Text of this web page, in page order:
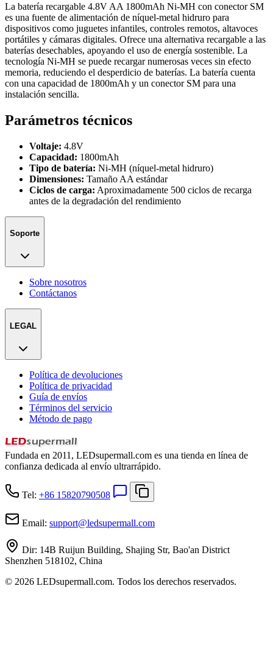
La batería recargable 4.8V AA 1800mAh Ni-MH con conector SM
es una fuente de alimentación de níquel-metal hidruro para
dispositivos como juguetes infantiles, controles remotos, altavoces
portátiles y cámaras digitales. Ofrece una alternativa recargable a las
baterías desechables, apoyando el uso de energía sostenible. La
tecnología Ni-MH se puede recargar numerosas veces sin efecto
memoria, reduciendo el desperdicio de baterías. La batería cuenta
con una capacidad de 1800mAh y un conector SM para una
instalación sencilla.
Parámetros técnicos
Voltaje: 4.8V
Capacidad: 1800mAh
Tipo de batería: Ni-MH (níquel-metal hidruro)
Dimensiones: Tamaño AA estándar
Ciclos de carga: Aproximadamente 500 ciclos de recarga
antes de la degradación del rendimiento
Soporte
Sobre nosotros
Contáctanos
LEGAL
Política de devoluciones
Política de privacidad
Guía de envíos
Términos del servicio
Método de pago
Fundada en 2011, LEDsupermall.com es una tienda en línea de
confianza dedicada al envío ultrarrápido.
Tel: +86 15820790508
Email: support@ledsupermall.com
Dir: 14B Ruijun Building, Shajing Str, Bao'an District
Shenzhen 518102, China
© 2026 LEDsupermall.com. Todos los derechos reservados.